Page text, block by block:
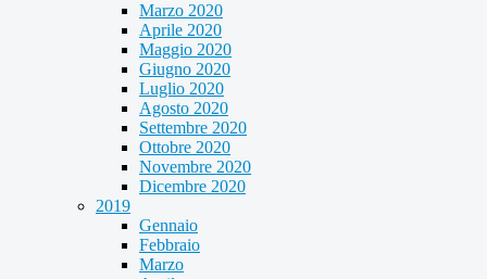
Marzo 2020
Aprile 2020
Maggio 2020
Giugno 2020
Luglio 2020
Agosto 2020
Settembre 2020
Ottobre 2020
Novembre 2020
Dicembre 2020
2019
Gennaio
Febbraio
Marzo